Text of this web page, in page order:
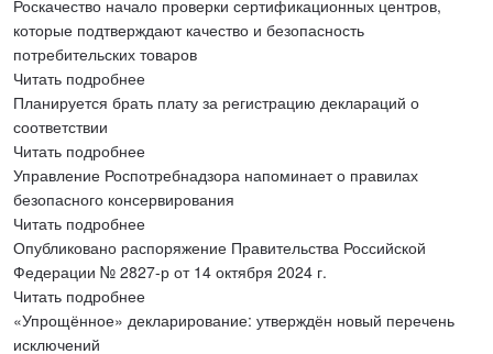
Роскачество начало проверки сертификационных центров,
которые подтверждают качество и безопасность
потребительских товаров
Читать подробнее
Планируется брать плату за регистрацию деклараций о
соответствии
Читать подробнее
Управление Роспотребнадзора напоминает о правилах
безопасного консервирования
Читать подробнее
Опубликовано распоряжение Правительства Российской
Федерации № 2827-р от 14 октября 2024 г.
Читать подробнее
«Упрощённое» декларирование: утверждён новый перечень
исключений